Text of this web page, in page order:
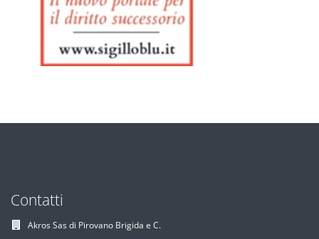
Contatti
Akros Sas di Pirovano Brigida e C.